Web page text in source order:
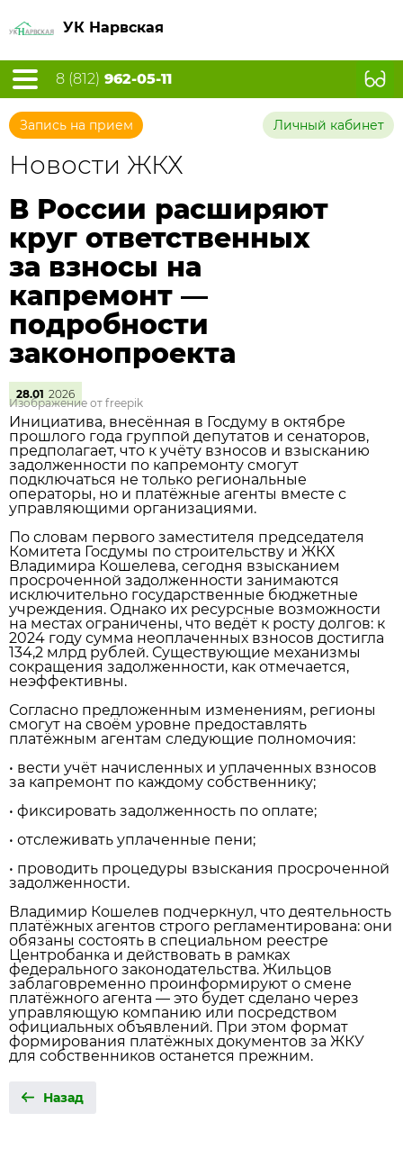
УК Нарвская
8 (812) 962-05-11
Запись на прием Личный кабинет
Новости ЖКХ
В России расширяют
круг ответственных
за взносы на
капремонт —
подробности
законопроекта
28.01 2026
Изображение от freepik
Инициатива, внесённая в Госдуму в октябре
прошлого года группой депутатов и сенаторов,
предполагает, что к учёту взносов и взысканию
задолженности по капремонту смогут
подключаться не только региональные
операторы, но и платёжные агенты вместе с
управляющими организациями.
По словам первого заместителя председателя
Комитета Госдумы по строительству и ЖКХ
Владимира Кошелева, сегодня взысканием
просроченной задолженности занимаются
исключительно государственные бюджетные
учреждения. Однако их ресурсные возможности
на местах ограничены, что ведёт к росту долгов: к
2024 году сумма неоплаченных взносов достигла
134,2 млрд рублей. Существующие механизмы
сокращения задолженности, как отмечается,
неэффективны.
Согласно предложенным изменениям, регионы
смогут на своём уровне предоставлять
платёжным агентам следующие полномочия:
• вести учёт начисленных и уплаченных взносов
за капремонт по каждому собственнику;
• фиксировать задолженность по оплате;
• отслеживать уплаченные пени;
• проводить процедуры взыскания просроченной
задолженности.
Владимир Кошелев подчеркнул, что деятельность
платёжных агентов строго регламентирована: они
обязаны состоять в специальном реестре
Центробанка и действовать в рамках
федерального законодательства. Жильцов
заблаговременно проинформируют о смене
платёжного агента — это будет сделано через
управляющую компанию или посредством
официальных объявлений. При этом формат
формирования платёжных документов за ЖКУ
для собственников останется прежним.
Назад